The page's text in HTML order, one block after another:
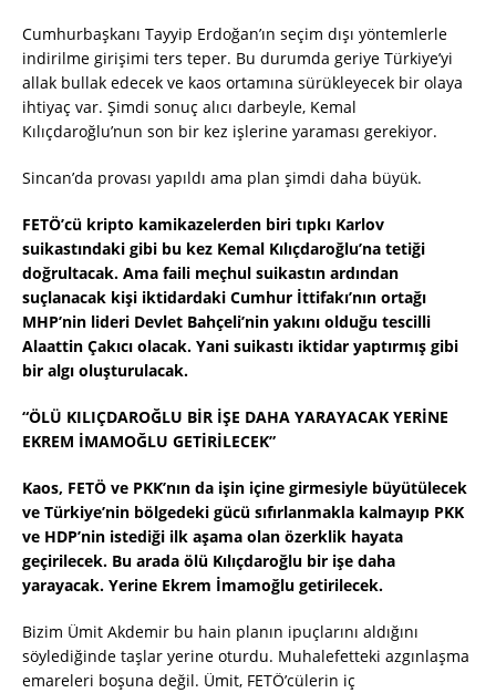
Cumhurbaşkanı Tayyip Erdoğan’ın seçim dışı yöntemlerle
indirilme girişimi ters teper. Bu durumda geriye Türkiye’yi
allak bullak edecek ve kaos ortamına sürükleyecek bir olaya
ihtiyaç var. Şimdi sonuç alıcı darbeyle, Kemal
Kılıçdaroğlu’nun son bir kez işlerine yaraması gerekiyor.
Sincan’da provası yapıldı ama plan şimdi daha büyük.
FETÖ’cü kripto kamikazelerden biri tıpkı Karlov
suikastındaki gibi bu kez Kemal Kılıçdaroğlu’na tetiği
doğrultacak. Ama faili meçhul suikastın ardından
suçlanacak kişi iktidardaki Cumhur İttifakı’nın ortağı
MHP’nin lideri Devlet Bahçeli’nin yakını olduğu tescilli
Alaattin Çakıcı olacak. Yani suikastı iktidar yaptırmış gibi
bir algı oluşturulacak.
“ÖLÜ KILIÇDAROĞLU BİR İŞE DAHA YARAYACAK YERİNE
EKREM İMAMOĞLU GETİRİLECEK”
Kaos, FETÖ ve PKK’nın da işin içine girmesiyle büyütülecek
ve Türkiye’nin bölgedeki gücü sıfırlanmakla kalmayıp PKK
ve HDP’nin istediği ilk aşama olan özerklik hayata
geçirilecek. Bu arada ölü Kılıçdaroğlu bir işe daha
yarayacak. Yerine Ekrem İmamoğlu getirilecek.
Bizim Ümit Akdemir bu hain planın ipuçlarını aldığını
söylediğinde taşlar yerine oturdu. Muhalefetteki azgınlaşma
emareleri boşuna değil. Ümit, FETÖ’cülerin iç